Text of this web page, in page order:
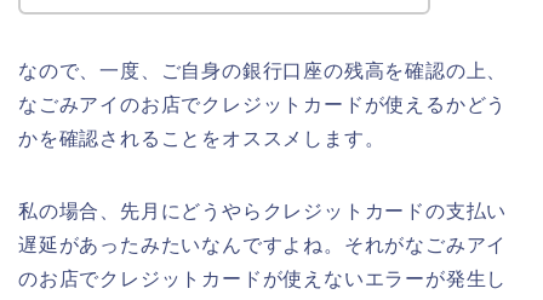
なので、一度、ご自身の銀行口座の残高を確認の上、
なごみアイのお店でクレジットカードが使えるかどう
かを確認されることをオススメします。
私の場合、先月にどうやらクレジットカードの支払い
遅延があったみたいなんですよね。それがなごみアイ
のお店でクレジットカードが使えないエラーが発生し